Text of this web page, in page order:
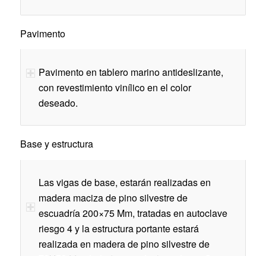
Pavimento
Pavimento en tablero marino antideslizante,
con revestimiento vinílico en el color
deseado.
Base y estructura
Las vigas de base, estarán realizadas en
madera maciza de pino silvestre de
escuadría 200×75 Mm, tratadas en autoclave
riesgo 4 y la estructura portante estará
realizada en madera de pino silvestre de